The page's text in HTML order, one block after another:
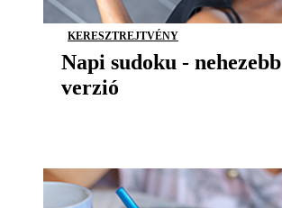
KERESZTREJTVÉNY
Napi sudoku - nehezebb
verzió